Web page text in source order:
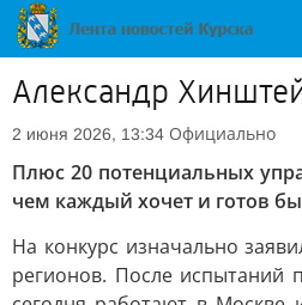
Александр
2 июня 2026, 13:34 Официально
Плюс 20 потенциальных
чем каждый хочет и готов
На конкурс изначально
регионов. После испытаний